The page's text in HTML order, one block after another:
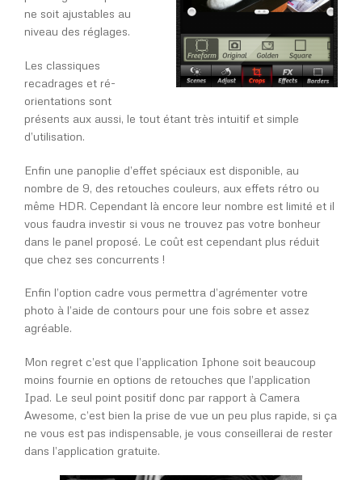
ne soit ajustables au
niveau des réglages.
Les classiques
recadrages et ré-
orientations sont
présents aux aussi, le tout étant très intuitif et simple
d’utilisation.
Enfin une panoplie d’effet spéciaux est disponible, au
nombre de 9, des retouches couleurs, aux effets rétro ou
même HDR. Cependant là encore leur nombre est limité et il
vous faudra investir si vous ne trouvez pas votre bonheur
dans le panel proposé. Le coût est cependant plus réduit
que chez ses concurrents !
Enfin l’option cadre vous permettra d’agrémenter votre
photo à l’aide de contours pour une fois sobre et assez
agréable.
Mon regret c’est que l’application Iphone soit beaucoup
moins fournie en options de retouches que l’application
Ipad. Le seul point positif donc par rapport à Camera
Awesome, c’est bien la prise de vue un peu plus rapide, si ça
ne vous est pas indispensable, je vous conseillerai de rester
dans l’application gratuite.